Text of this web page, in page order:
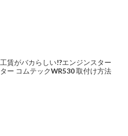
工賃がバカらしい!?エンジンスター
ター コムテックWR530 取付け方法